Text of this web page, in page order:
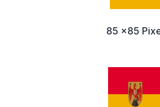
85 x85